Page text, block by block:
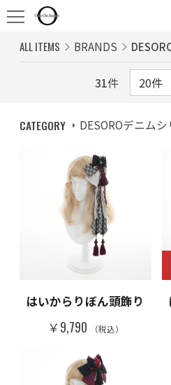
ALL ITEMS BRANDS
31件
CATEGORY DESOROデニム
はいからりぼん頭飾り
￥9,790 （税込）